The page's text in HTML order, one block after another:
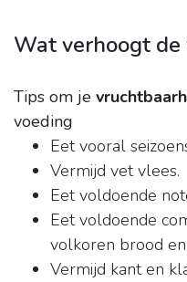
Wat verhoogt
Tips om je
voeding
Eet vooral
Vermijd vet vlees.
Eet voldoende
Eet voldoende
volkoren brood
Vermijd kant en